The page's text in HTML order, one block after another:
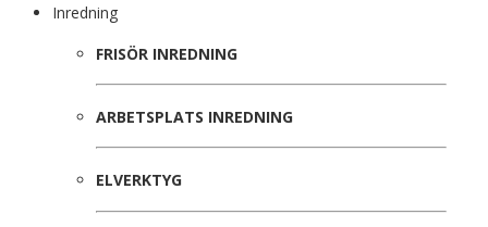
Inredning
FRISÖR INREDNING
ARBETSPLATS INREDNING
ELVERKTYG